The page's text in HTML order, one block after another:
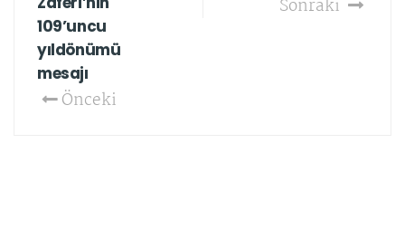
109’uncu
yıldönümü
mesajı
Önceki
Sonraki